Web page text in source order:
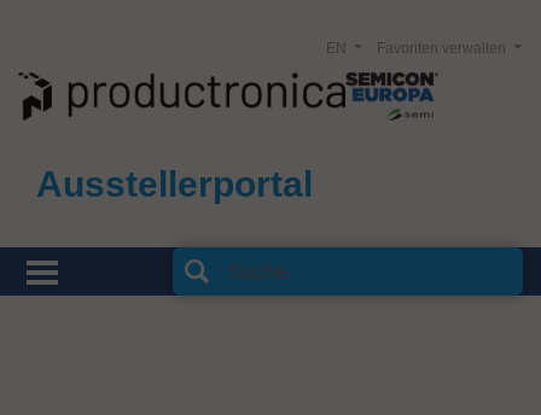
Ausstellerportal
Favoriten verwalten
EN